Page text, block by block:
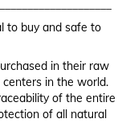
to buy and safe to
in their raw
in the world.
of the entire
of all natural